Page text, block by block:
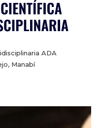
ADA
Manabí